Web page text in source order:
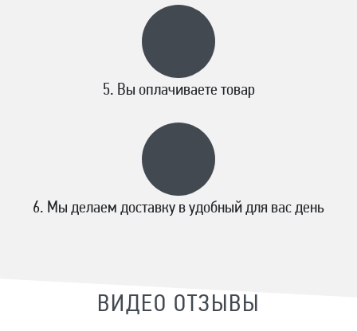
Вы оплачиваете товар
Мы делаем доставку в удобный для вас день
ВИДЕО ОТЗЫВЫ